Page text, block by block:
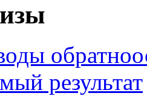
результат